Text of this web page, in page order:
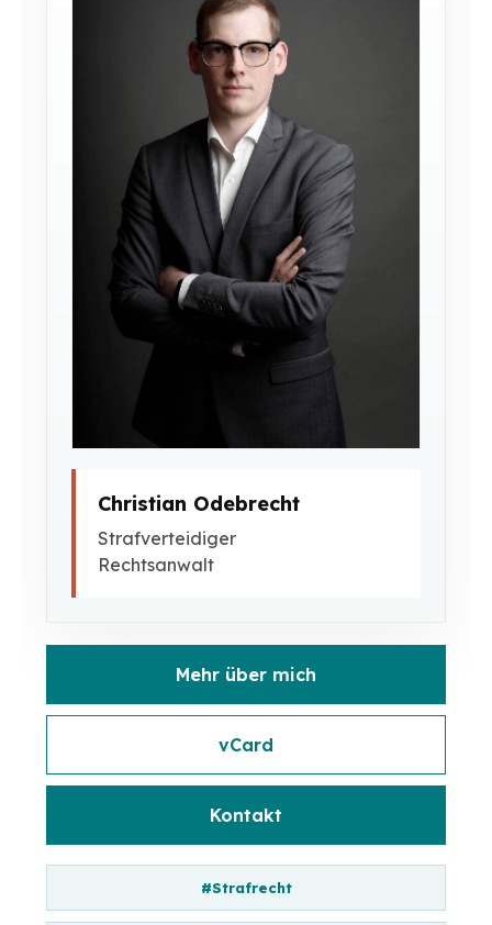
Christian Odebrecht
Strafverteidiger
Rechtsanwalt
Mehr über mich
vCard
Kontakt
#Strafrecht